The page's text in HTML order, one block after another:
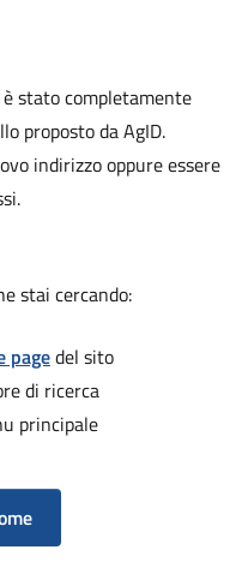
è stato completamente
proposto da AgID.
indirizzo oppure essere
stai cercando:
pagedel sito
di ricerca
principale